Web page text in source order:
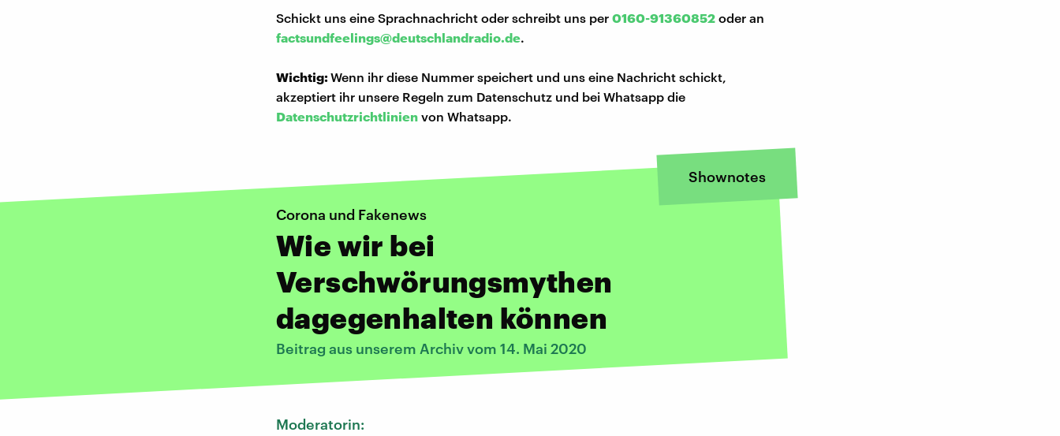
Schickt uns eine Sprachnachricht oder schreibt uns per 0160-91360852 oder an
factsundfeelings@deutschlandradio.de.
Wichtig:Wenn ihr diese Nummer speichert und uns eine Nachricht schickt,
akzeptiert ihr unsere Regeln zum Datenschutz und bei Whatsapp die
Datenschutzrichtlinien von Whatsapp.
Shownotes
Corona und Fakenews
Wie wir bei
Verschwörungsmythen
dagegenhalten können
Beitrag aus unserem Archiv vom 14. Mai 2020
Moderatorin: